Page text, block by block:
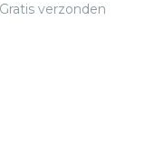
verzonden